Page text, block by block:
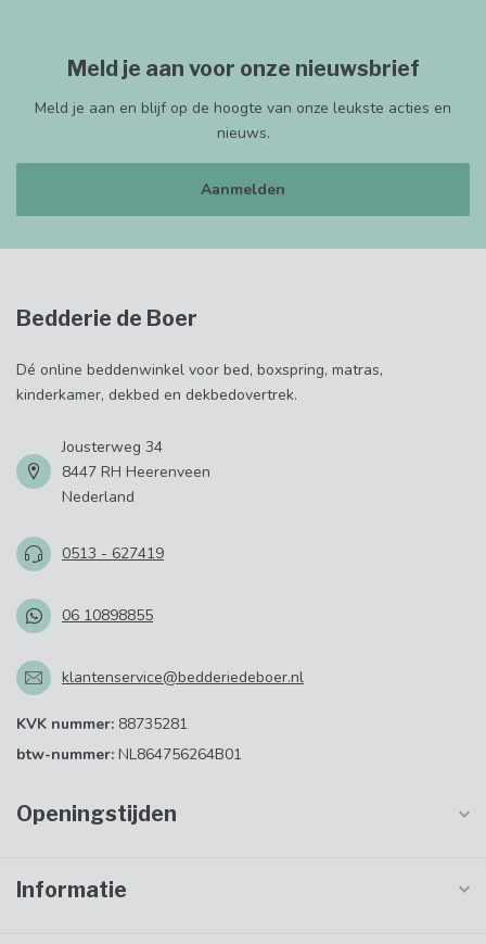
Meld je aan voor onze nieuwsbrief
Meld je aan en blijf op de hoogte van onze leukste acties en
nieuws.
Aanmelden
Bedderie de Boer
Dé online beddenwinkel voor bed, boxspring, matras,
kinderkamer, dekbed en dekbedovertrek.
Jousterweg 34
8447 RH Heerenveen
Nederland
0513 - 627419
06 10898855
klantenservice@bedderiedeboer.nl
KVK nummer: 88735281
btw-nummer: NL864756264B01
Openingstijden
Informatie